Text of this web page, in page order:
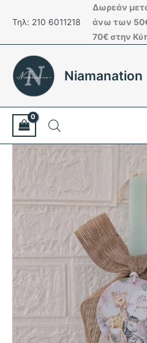
στοΤηλ: 210 6011218
Δωρεάν
άνω των
70€ στην
Niamanation